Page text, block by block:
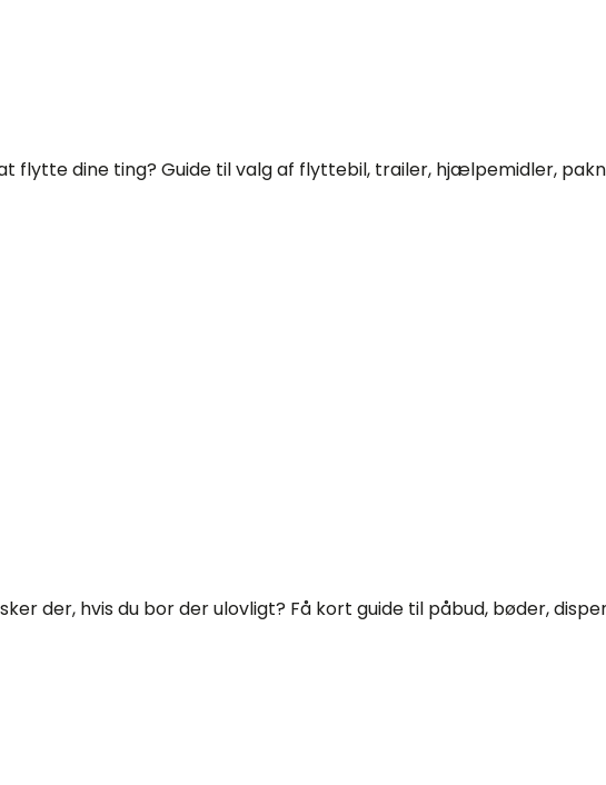
flytte dine ting? Guide til valg af flyttebil, trailer, hjælpemidler,
der, hvis du bor der ulovligt? Få kort guide til påbud, bøder,